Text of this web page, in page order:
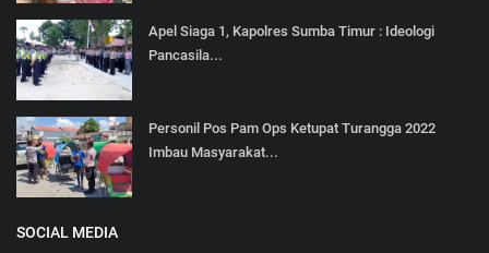
Apel Siaga 1, Kapolres Sumba Timur : Ideologi
Pancasila...
Personil Pos Pam Ops Ketupat Turangga 2022
Imbau Masyarakat...
SOCIAL MEDIA